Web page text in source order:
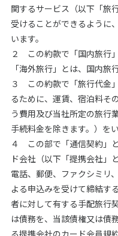
関するサービス（以下「旅
受けることができるように
います。
２ この約款で「国内旅行
「海外旅行」とは、国内旅
３ この約款で「旅行代金
るために、運賃、宿泊料そ
う費用及び当社所定の旅行
手続料金を除きます。）をい
４ この部で「通信契約」
ド会社（以下「提携会社」
電話、郵便、ファクシミリ
よる申込みを受けて締結す
者に対して有する手配旅行
は債務を、当該債権又は債
る提携会社のカード会員規